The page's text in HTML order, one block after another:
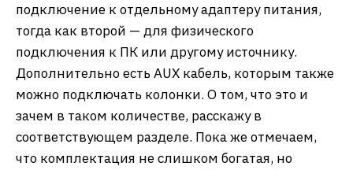
подключение к отдельному адаптеру питания,
тогда как второй — для физического
подключения к ПК или другому источнику.
Дополнительно есть AUX кабель, которым также
можно подключать колонки. О том, что это и
зачем в таком количестве, расскажу в
соответствующем разделе. Пока же отмечаем,
что комплектация не слишком богатая, но